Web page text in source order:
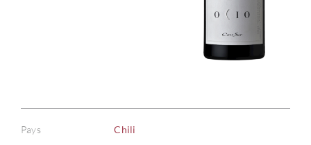
Pays Chili